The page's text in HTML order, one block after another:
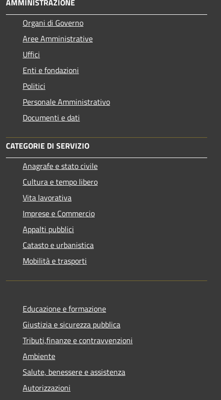
AMMINISTRAZIONE
Organi di Governo
Aree Amministrative
Uffici
Enti e fondazioni
Politici
Personale Amministrativo
Documenti e dati
CATEGORIE DI SERVIZIO
Anagrafe e stato civile
Cultura e tempo libero
Vita lavorativa
Imprese e Commercio
Appalti pubblici
Catasto e urbanistica
Mobilità e trasporti
Educazione e formazione
Giustizia e sicurezza pubblica
Tributi,finanze e contravvenzioni
Ambiente
Salute, benessere e assistenza
Autorizzazioni